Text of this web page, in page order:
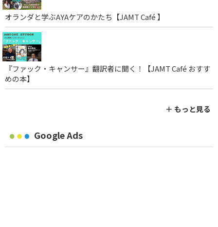
オランダと学ぶAYAケアのかたち【JAMT Café 】
『ファック・キャンサー』翻訳者に聞く！【JAMT Café おすす
めの本】
＋ もっと見る
Google Ads